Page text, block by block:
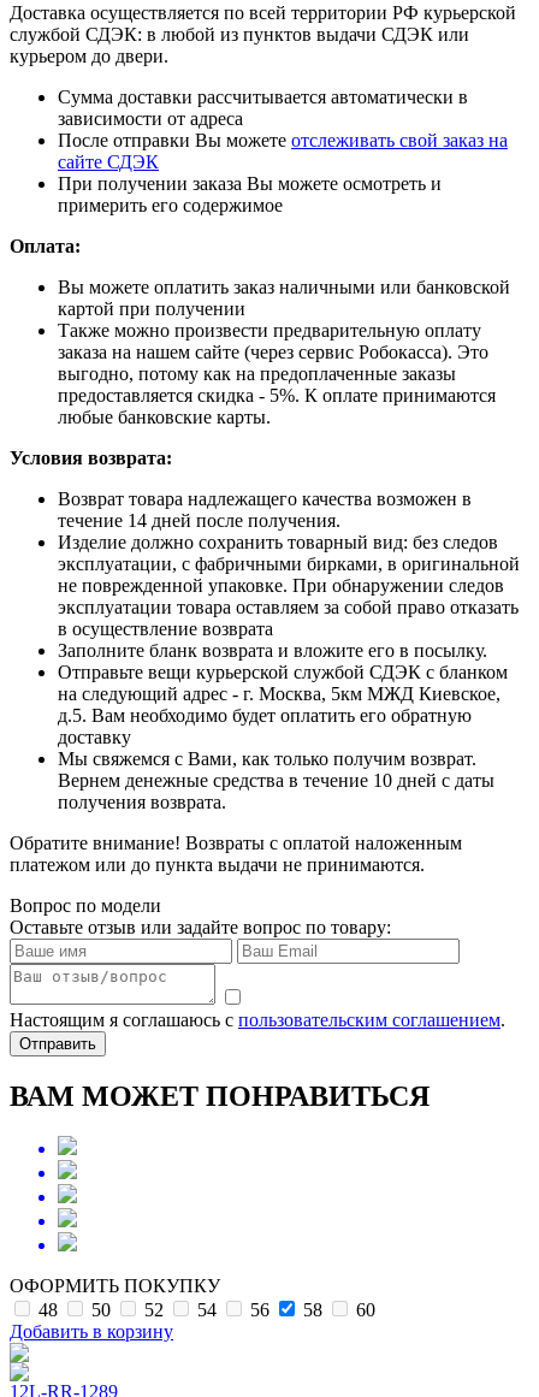
Доставка осуществляется по всей территории РФ курьерской
службой СДЭК: в любой из пунктов выдачи СДЭК или
курьером до двери.
Сумма доставки рассчитывается автоматически в
зависимости от адреса
После отправки Вы можете отслеживать свой заказ на
сайте СДЭК
При получении заказа Вы можете осмотреть и
примерить его содержимое
Оплата:
Вы можете оплатить заказ наличными или банковской
картой при получении
Также можно произвести предварительную оплату
заказа на нашем сайте (через сервис Робокасса). Это
выгодно, потому как на предоплаченные заказы
предоставляется скидка - 5%. К оплате принимаются
любые банковские карты.
Условия возврата:
Возврат товара надлежащего качества возможен в
течение 14 дней после получения.
Изделие должно сохранить товарный вид: без следов
эксплуатации, с фабричными бирками, в оригинальной
не поврежденной упаковке. При обнаружении следов
эксплуатации товара оставляем за собой право отказать
в осуществление возврата
Заполните бланк возврата и вложите его в посылку.
Отправьте вещи курьерской службой СДЭК с бланком
на следующий адрес - г. Москва, 5км МЖД Киевское,
д.5. Вам необходимо будет оплатить его обратную
доставку
Мы свяжемся с Вами, как только получим возврат.
Вернем денежные средства в течение 10 дней с даты
получения возврата.
Обратите внимание! Возвраты с оплатой наложенным
платежом или до пункта выдачи не принимаются.
Вопрос по модели
Оставьте отзыв или задайте вопрос по товару:
Настоящим я соглашаюсь с пользовательским соглашением.
Отправить
ВАМ МОЖЕТ ПОНРАВИТЬСЯ
ОФОРМИТЬ ПОКУПКУ
48
50 52 54 56 58
60
Добавить в корзину
12L-RR-1289